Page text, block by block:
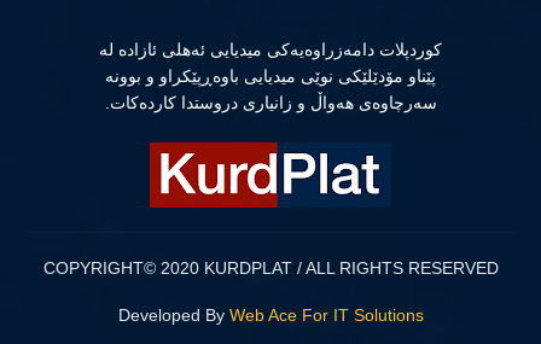
كوردپلات دامەزراوەیەكی میدیایی ئەهلی ئازادە لە
پێناو مۆدێلێكی نوێی میدیایی باوەڕپێكراو و بوونە
سەرچاوەی هەواڵ و زانیاری دروستدا كاردەكات.
COPYRIGHT© 2020 KURDPLAT / ALL RIGHTS RESERVED
Web Ace For IT Solutions
Developed By